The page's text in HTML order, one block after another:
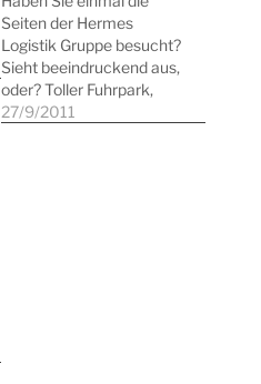
Seiten der Hermes
Logistik Gruppe besucht?
Sieht beeindruckend aus,
oder? Toller Fuhrpark,
fast wie DHL. Nun in
27/9/2011